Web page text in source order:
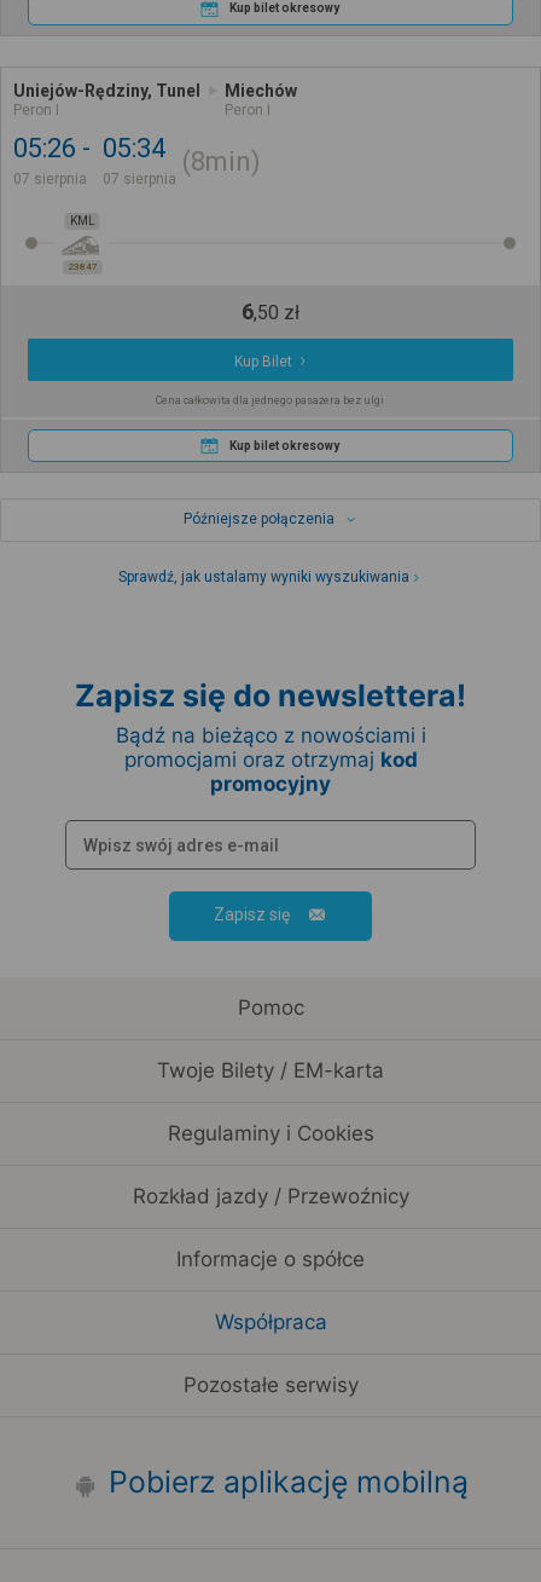
Kup bilet okresowy
Uniejów-Rędziny, Tunel
Peron I
Miechów
Peron I
05:26
07 sierpnia
05:34
07 sierpnia
8min
KML
23847
6,50 zł
Kup Bilet
Cena całkowita dla jednego pasażera bez ulgi
Kup bilet okresowy
Późniejsze połączenia
Sprawdź, jak ustalamy wyniki wyszukiwania
Zapisz się do newslettera!
Bądź na bieżąco z nowościami i
promocjami oraz otrzymaj kod
promocyjny
Zapisz się
Pomoc
Twoje Bilety / EM-karta
Regulaminy i Cookies
Rozkład jazdy / Przewoźnicy
Informacje o spółce
Współpraca
Pozostałe serwisy
Pobierz aplikację mobilną